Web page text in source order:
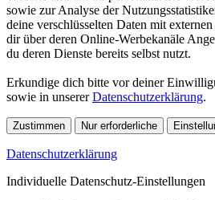
sowie zur Analyse der
deine verschlüsselten Daten mit
dir über deren Online-Werbekanäle
du deren Dienste bereits selbst nutzt.
Erkundige dich bitte vor deiner
sowie in unsererDatenschutzerklärung.
Zustimmen Nur erforderliche
Datenschutzerklärung
Individuelle Datenschutz-Einstellungen